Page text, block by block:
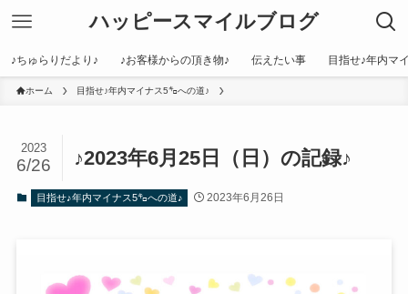
ハッピースマイルブログ
♪ちゅらりだより♪ ♪お客様からの頂き物♪ 伝えたい事 目指せ♪年内マ
ホーム 目指せ♪年内マイナス5㌔への道♪
♪2023年6月25日（日）の記録♪
2023
6/26
目指せ♪年内マイナス5㌔への道♪ 2023年6月26日